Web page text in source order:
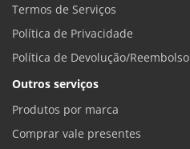
Termos de Serviços
Política de Privacidade
Política de Devolução/Reembolso
Outros serviços
Produtos por marca
Comprar vale presentes